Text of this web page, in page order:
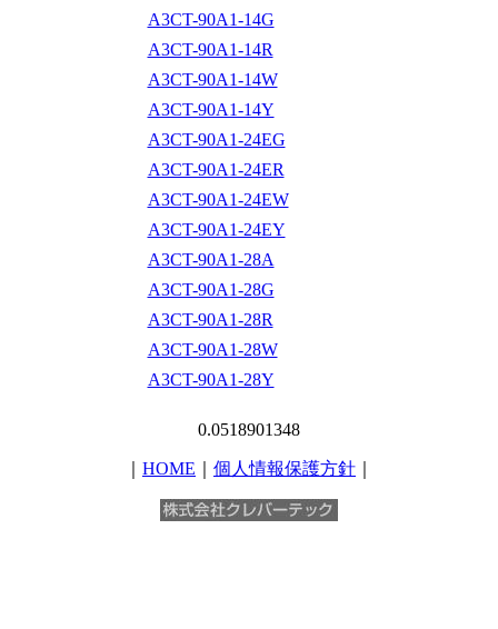
A3CT-90A1-14G
A3CT-90A1-14R
A3CT-90A1-14W
A3CT-90A1-14Y
A3CT-90A1-24EG
A3CT-90A1-24ER
A3CT-90A1-24EW
A3CT-90A1-24EY
A3CT-90A1-28A
A3CT-90A1-28G
A3CT-90A1-28R
A3CT-90A1-28W
A3CT-90A1-28Y
0.0518901348
HOME 個人情報保護方針